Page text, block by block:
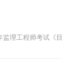
理工程师考试《目